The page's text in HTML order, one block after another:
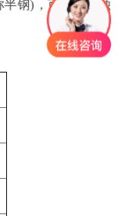
钢)，可在有腐蚀